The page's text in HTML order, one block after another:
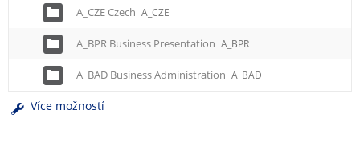
A_CZE Czech A_CZE
A_BPR Business Presentation A_BPR
A_BAD Business Administration A_BAD
Více možností